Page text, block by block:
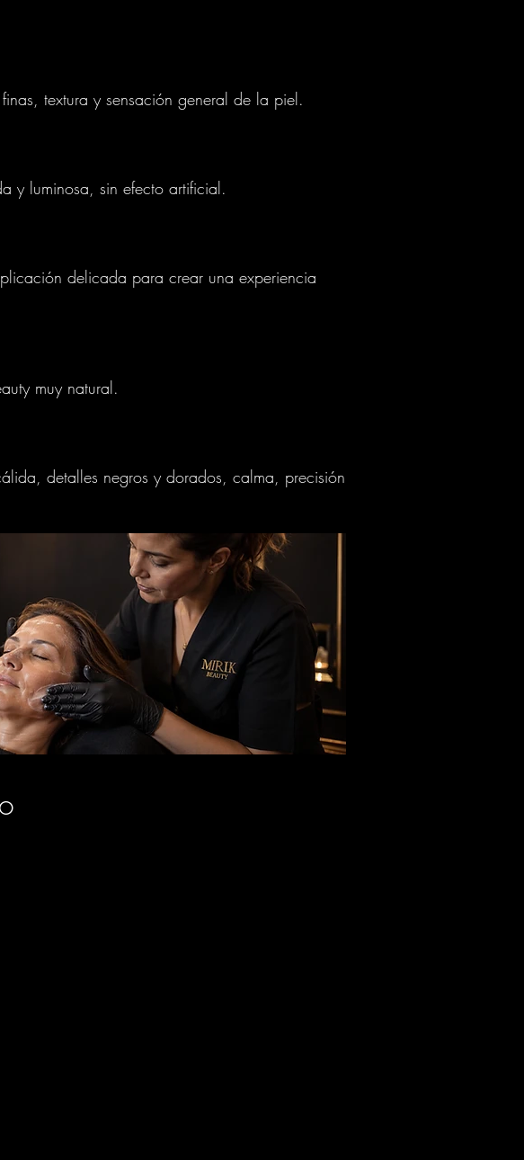
textura y sensación general de la piel.
y luminosa, sin efecto artificial.
delicada para crear una experiencia
muy natural.
detalles negros y dorados, calma, precisión